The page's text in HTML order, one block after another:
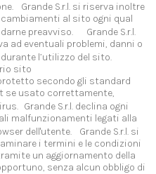
Grande S.r.l. si riserva inoltre
al sito ogni qual
preavviso. Grande S.r.l.
ad eventuali problemi, danni o
l’utilizzo del sito.
sito
secondo gli standard
se usato correttamente,
Grande S.r.l. declina ogni
malfunzionamenti legati alla
dell'utente. Grande S.r.l. si
i termini e le condizioni
un aggiornamento della
senza alcun obbligo di